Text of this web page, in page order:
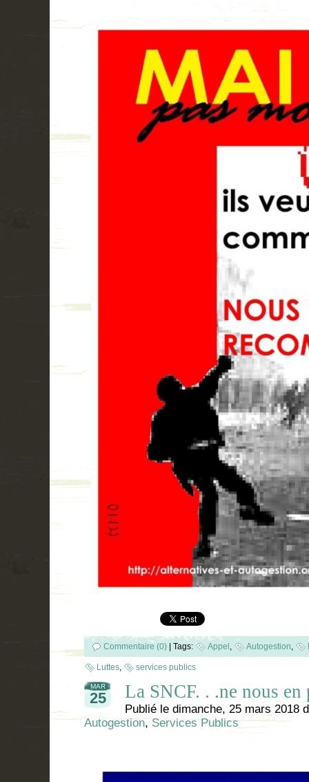
Commentaire (0) | Tags: Appel Autogestion
Luttes services publics
MAR
25 La SNCF. . .ne nous
Publié le dimanche, 25 mars 2018
Autogestion,Services Publics